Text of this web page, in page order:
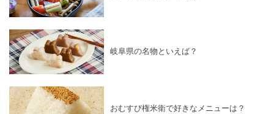
岐阜県の名物といえば？
おむすび権米衛で好きなメニューは？